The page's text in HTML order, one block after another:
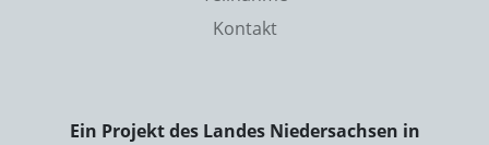
Kontakt
Ein Projekt des Landes Niedersachsen in